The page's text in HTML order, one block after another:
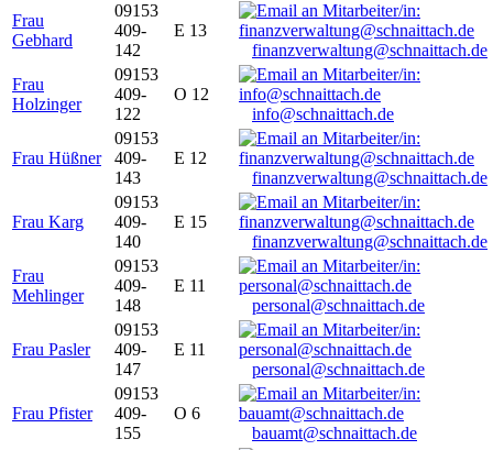
Frau
Gebhard
09153
409-
142
E 13
finanzverwaltung@schnaittach.de
Frau
Holzinger
09153
409-
122
O 12
info@schnaittach.de
Frau Hüßner
09153
409-
143
E 12
finanzverwaltung@schnaittach.de
Frau Karg
09153
409-
140
E 15
finanzverwaltung@schnaittach.de
Frau
Mehlinger
09153
409-
148
E 11
personal@schnaittach.de
Frau Pasler
09153
409-
147
E 11
personal@schnaittach.de
Frau Pfister
09153
409-
155
O 6
bauamt@schnaittach.de